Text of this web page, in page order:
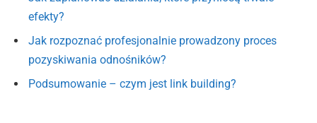
efekty?
Jak rozpoznać profesjonalnie prowadzony proces
pozyskiwania odnośników?
Podsumowanie – czym jest link building?